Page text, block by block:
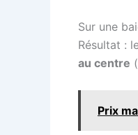
Sur une
Résultat :
au centre
Prix